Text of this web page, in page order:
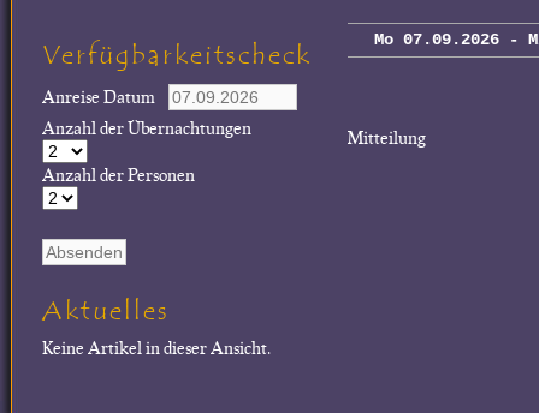
Mo 07.09.2026 -
Mitteilung
Verfügbarkeitscheck
Anreise Datum
Anzahl der Übernachtungen
Anzahl der Personen
Aktuelles
Keine Artikel in dieser Ansicht.